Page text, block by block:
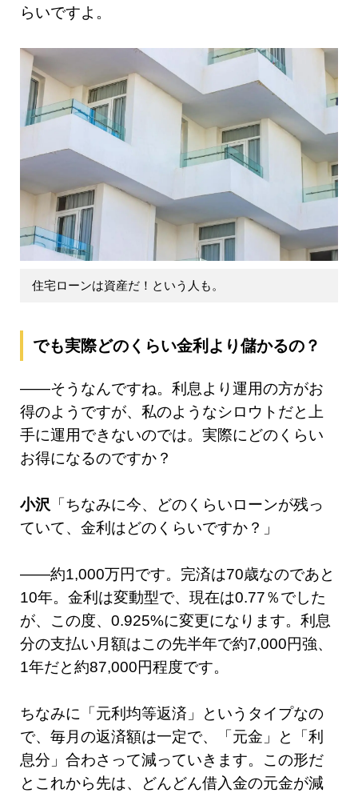
らいですよ。
住宅ローンは資産だ！という人も。
でも実際どのくらい金利より儲かるの？
——そうなんですね。利息より運用の方がお
得のようですが、私のようなシロウトだと上
手に運用できないのでは。実際にどのくらい
お得になるのですか？
小沢 「ちなみに今、どのくらいローンが残っ
ていて、金利はどのくらいですか？」
——約1,000万円です。完済は70歳なのであと
10年。金利は変動型で、現在は0.77％でした
が、この度、0.925%に変更になります。利息
分の支払い月額はこの先半年で約7,000円強、
1年だと約87,000円程度です。
ちなみに「元利均等返済」というタイプなの
で、毎月の返済額は一定で、「元金」と「利
息分」合わさって減っていきます。この形だ
とこれから先は、どんどん借入金の元金が減